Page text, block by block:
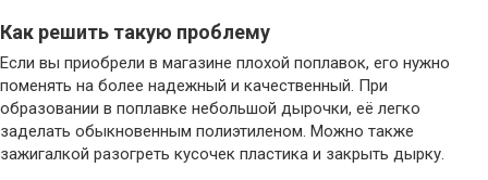
Как решить такую проблему
Если вы приобрели в магазине плохой поплавок, его нужно
поменять на более надежный и качественный. При
образовании в поплавке небольшой дырочки, её легко
заделать обыкновенным полиэтиленом. Можно также
зажигалкой разогреть кусочек пластика и закрыть дырку.